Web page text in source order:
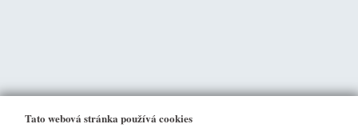
Tato webová stránka používá cookies